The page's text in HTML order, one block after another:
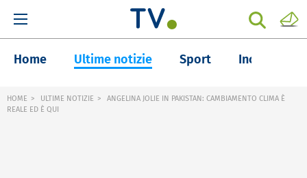
Home Ultime notizie Sport Inchieste
HOME ULTIME NOTIZIE
ANGELINA JOLIE IN PAKISTAN: CAMBIAMENTO CLIMA È
REALE ED È QUI